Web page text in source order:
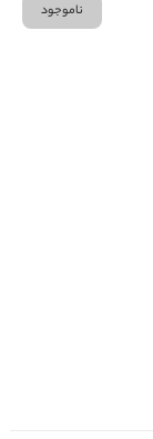
ناموجود